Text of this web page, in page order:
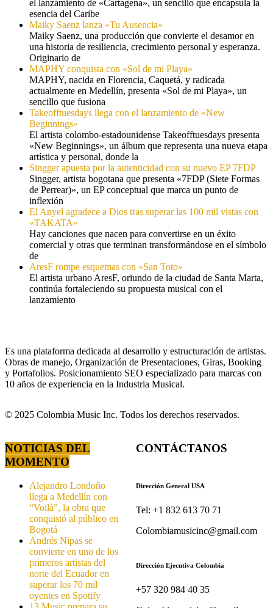
el lanzamiento de «Cartagena», un sencillo que encapsula la
esencia del Caribe
Maiky Saenz lanza «Tu Ausencia»
Maiky Saenz, una producción que convierte el desamor en
una historia de resiliencia, crecimiento personal y esperanza.
Originario de
MAPHY conquista con «Sol de mi Playa»
MAPHY, nacida en Florencia, Caquetá, y radicada
actualmente en Medellín, presenta «Sol de mi Playa», un
sencillo que fusiona
Takeofftuesdays llega con el lanzamiento de «New
Beginnings»
El artista colombo-estadounidense Takeofftuesdays presenta
«New Beginnings», un álbum que representa una nueva etapa
artística y personal, donde la
Singger apuesta por la autenticidad con su nuevo EP 7FDP
Singger, artista bogotana que presenta «7FDP (Siete Formas
de Perrear)», un EP conceptual que marca un punto de
inflexión
El Anyel agradece a Dios tras superar las 100 mil vistas con
«TAKATA»
Hay canciones que nacen para convertirse en un éxito
comercial y otras que terminan transformándose en el símbolo
de
AresF rompe esquemas con «San Toto»
El artista urbano AresF, oriundo de la ciudad de Santa Marta,
continúa fortaleciendo su propuesta musical con el
lanzamiento
Es una plataforma dedicada al desarrollo y estructuración de artistas.
Obras de manejo, Organización de Presentaciones, Giras, Booking
y Portafolios. Posicionamiento SEO especializado para marcas con
10 años de experiencia en la Industria Musical.
© 2025 Colombia Music Inc. Todos los derechos reservados.
NOTICIAS DEL
MOMENTO
Alejandro Londoño
llega a Medellín con
“Voilà”, la obra que
conquistó al público en
Bogotá
Andrés Nipas se
convierte en uno de los
primeros artistas del
norte del Ecuador en
superar los 70 mil
oyentes en Spotify
CONTÁCTANOS
Dirección General USA
Tel: +1 832 613 70 71
Colombiamusicinc@gmail.com
Dirección Ejecutiva Colombia
+57 320 984 40 35